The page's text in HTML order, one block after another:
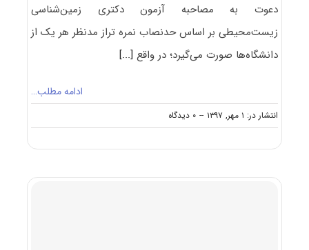
دعوت به مصاحبه آزمون دکتری زمین‌شناسی
زیست‌محیطی بر اساس حدنصاب نمره تراز مدنظر هر یک از
دانشگاه‌ها صورت می‌گیرد؛ در واقع[...]
ادامه مطلب…
انتشار در: ۱ مهر, ۱۳۹۷ -- ۰ دیدگاه
on
حدنصاب
مصاحبه